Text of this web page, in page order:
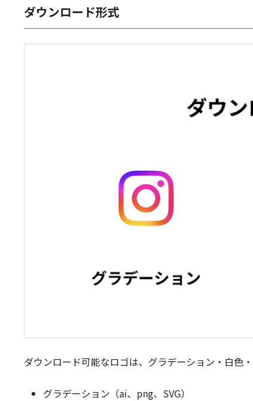
ダウンロード形式
ダウンロード可能なロゴは、グラデーション・白色
グラデーション（ai、png、SVG）